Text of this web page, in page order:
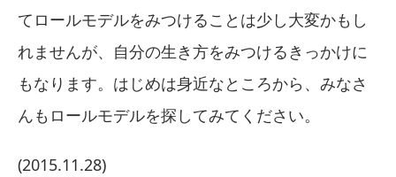
てロールモデルをみつけることは少し大変かもし
れませんが、自分の生き方をみつけるきっかけに
もなります。はじめは身近なところから、みなさ
んもロールモデルを探してみてください。
(2015.11.28)